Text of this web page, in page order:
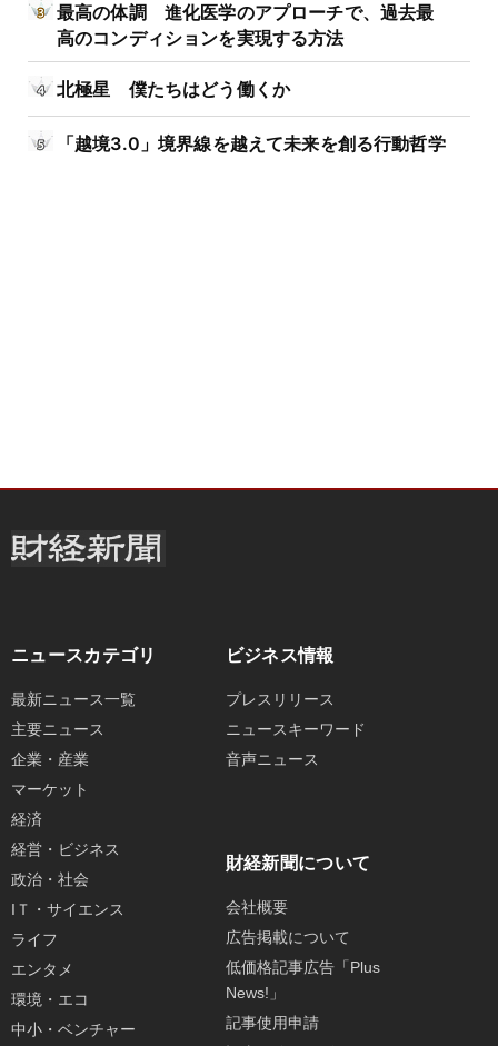
最高の体調 進化医学のアプローチで、過去最
高のコンディションを実現する方法
北極星 僕たちはどう働くか
「越境3.0」境界線を越えて未来を創る行動哲学
ニュースカテゴリ
最新ニュース一覧
主要ニュース
企業・産業
マーケット
経済
経営・ビジネス
政治・社会
IＴ・サイエンス
ライフ
エンタメ
環境・エコ
中小・ベンチャー
ビジネス情報
プレスリリース
ニュースキーワード
音声ニュース
財経新聞について
会社概要
広告掲載について
低価格記事広告「Plus
News!」
記事使用申請